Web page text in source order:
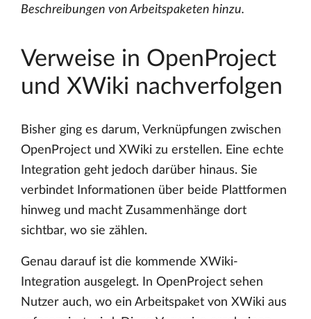
Beschreibungen von Arbeitspaketen hinzu.
Verweise in OpenProject
und XWiki nachverfolgen
Bisher ging es darum, Verknüpfungen zwischen
OpenProject und XWiki zu erstellen. Eine echte
Integration geht jedoch darüber hinaus. Sie
verbindet Informationen über beide Plattformen
hinweg und macht Zusammenhänge dort
sichtbar, wo sie zählen.
Genau darauf ist die kommende XWiki-
Integration ausgelegt. In OpenProject sehen
Nutzer auch, wo ein Arbeitspaket von XWiki aus